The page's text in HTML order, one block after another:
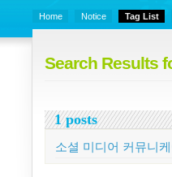
Home Notice Tag List
Search Results
1 posts
소셜 미디어 커뮤니